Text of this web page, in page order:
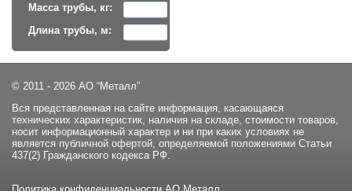
Масса трубы, кг:
Длина трубы, м:
© 2011 - 2026 АО “Металл”
Вся представленная на сайте информация, касающаяся
технических характеристик, наличия на складе, стоимости товаров,
носит информационный характер и ни при каких условиях не
является публичной офертой, определяемой положениями Статьи
437(2) Гражданского кодекса РФ.